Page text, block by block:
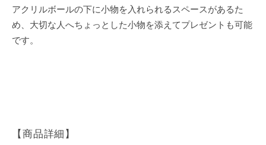
アクリルボールの下に小物を入れられるスペースがあるた
め、大切な人へちょっとした小物を添えてプレゼントも可能
です。
【商品詳細】